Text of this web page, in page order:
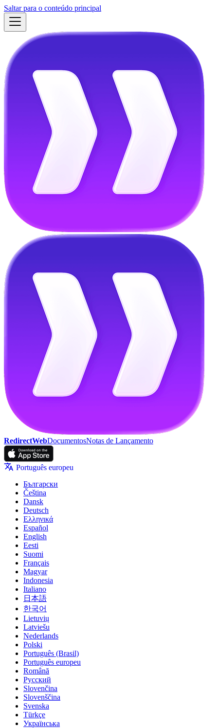
Saltar para o conteúdo principal
RedirectWebDocumentosNotas de Lançamento
Português europeu
Български
Čeština
Dansk
Deutsch
Ελληνικά
Español
English
Eesti
Suomi
Français
Magyar
Indonesia
Italiano
日本語
한국어
Lietuvių
Latviešu
Nederlands
Polski
Português (Brasil)
Português europeu
Română
Русский
Slovenčina
Slovenščina
Svenska
Türkçe
Українська